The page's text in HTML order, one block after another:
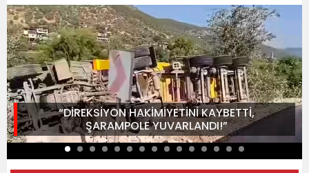
“DİREKSİYON HAKİMİYETİNİ KAYBETTİ,
ŞARAMPOLE YUVARLANDI!”